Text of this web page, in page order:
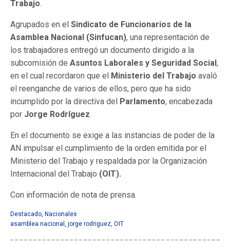
Trabajo.
Agrupados en el Sindicato de Funcionarios de la
Asamblea Nacional (Sinfucan), una representación de
los trabajadores entregó un documento dirigido a la
subcomisión de Asuntos Laborales y Seguridad Social,
en el cual recordaron que el Ministerio del Trabajo avaló
el reenganche de varios de ellos, pero que ha sido
incumplido por la directiva del Parlamento, encabezada
por Jorge Rodríguez.
En el documento se exige a las instancias de poder de la
AN impulsar el cumplimiento de la orden emitida por el
Ministerio del Trabajo y respaldada por la Organización
Internacional del Trabajo (OIT).
Con información de nota de prensa.
Destacado, Nacionales
asamblea nacional , jorge rodriguez, OIT